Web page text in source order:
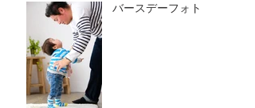
バースデーフォト